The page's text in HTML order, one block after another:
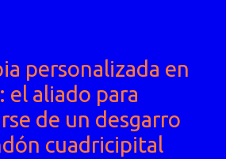
personalizada en
el aliado para
de un desgarro
cuadricipital